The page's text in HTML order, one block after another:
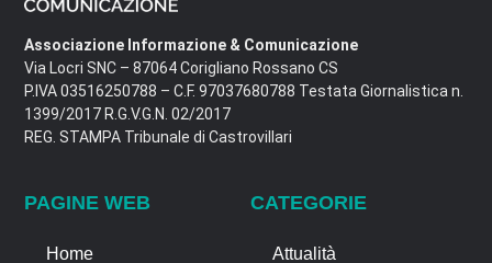
Associazione Informazione & Comunicazione
Via Locri SNC – 87064 Corigliano Rossano CS
P.IVA 03516250788 – C.F. 97037680788 Testata Giornalistica n.
1399/2017 R.G.V.G.N. 02/2017
REG. STAMPA Tribunale di Castrovillari
PAGINE WEB
Home
CATEGORIE
Attualità